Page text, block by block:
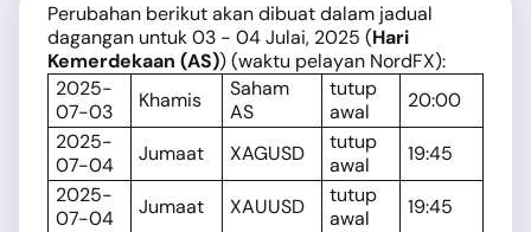
Perubahan berikut akan dibuat dalam jadual
dagangan untuk 03 - 04 Julai, 2025 (Hari
Kemerdekaan (AS)) (waktu pelayan NordFX):
2025-
07-03
Khamis
Saham
AS
tutup
awal
20:00
2025-
07-04
Jumaat XAGUSD
tutup
awal
19:45
2025-
07-04
Jumaat XAUUSD
tutup
awal
19:45